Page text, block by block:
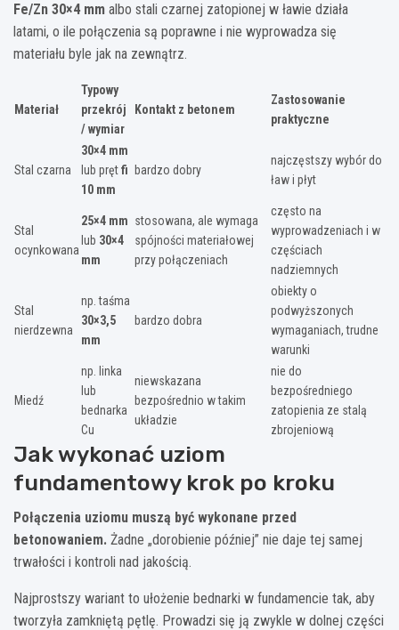
Fe/Zn 30×4 mm albo stali czarnej zatopionej w ławie działa
latami, o ile połączenia są poprawne i nie wyprowadza się
materiału byle jak na zewnątrz.
Materiał
Typowy
przekrój
/ wymiar
Kontakt z betonem
Zastosowanie
praktyczne
Stal czarna
30×4 mm
lub prętfi
10 mm
bardzo dobry
najczęstszy wybór do
ław i płyt
Stal
ocynkowana
25×4 mm
lub 30×4
mm
stosowana, ale wymaga
spójności materiałowej
przy połączeniach
często na
wyprowadzeniach i w
częściach
nadziemnych
Stal
nierdzewna
np. taśma
30×3,5
mm
bardzo dobra
obiekty o
podwyższonych
wymaganiach, trudne
warunki
Miedź
np. linka
lub
bednarka
Cu
niewskazana
bezpośrednio w takim
układzie
nie do
bezpośredniego
zatopienia ze stalą
zbrojeniową
Jak wykonać uziom
fundamentowy krok po kroku
Połączenia uziomu muszą być wykonane przed
betonowaniem. Żadne „dorobienie później” nie daje tej samej
trwałości i kontroli nad jakością.
Najprostszy wariant to ułożenie bednarki w fundamencie tak, aby
tworzyła zamkniętą pętlę. Prowadzi się ją zwykle w dolnej części